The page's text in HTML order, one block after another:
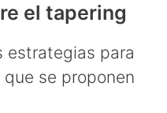
el tapering
estrategias para
se proponen